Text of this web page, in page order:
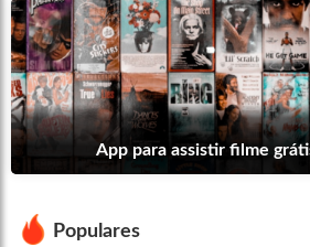
App para assistir filme
Populares